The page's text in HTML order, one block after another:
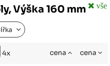
Výška 160 mm vše
4x cena cena